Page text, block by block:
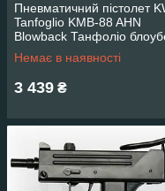
Пневматичний пістолет
Tanfoglio KMB-88 AHN
Blowback Танфоліо
газобалонний CO2
Немає в наявності
3 439 ₴